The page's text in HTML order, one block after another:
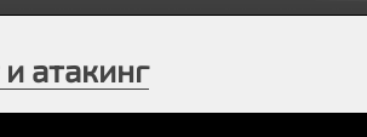
атакинг